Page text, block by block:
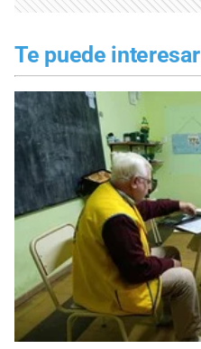
Te puede interesar